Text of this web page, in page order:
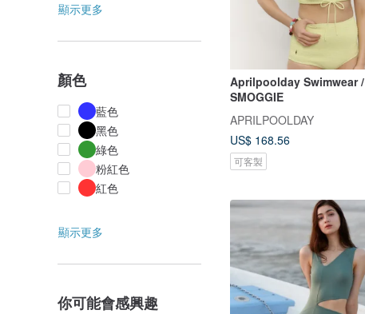
顯示更多
顏色
藍色
黑色
綠色
粉紅色
紅色
顯示更多
你可能會感興趣
Aprilpoolday Swimwear /
SMOGGIE
APRILPOOLDAY
US$ 168.56
可客製